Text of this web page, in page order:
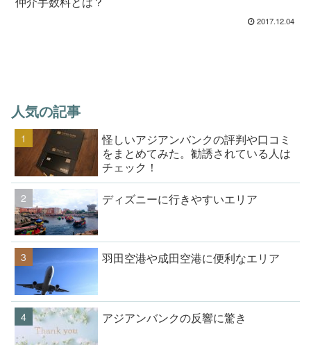
2017.12.04
人気の記事
怪しいアジアンバンクの評判や口コミ
をまとめてみた。勧誘されている人は
チェック！
ディズニーに行きやすいエリア
羽田空港や成田空港に便利なエリア
アジアンバンクの反響に驚き